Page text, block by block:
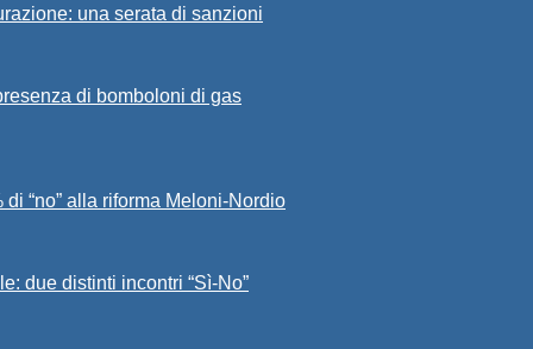
una serata di sanzioni
di bomboloni di gas
“no” alla riforma Meloni-Nordio
due distinti incontri “Sì-No”